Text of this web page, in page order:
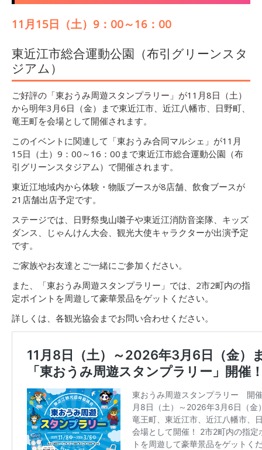
11月15日（土）9：00～16：00
東近江市総合運動公園（布引グリーンスタ
ジアム）
ご好評の「東おうみ周遊スタンプラリー」が11月8日（土）
から明年3月6日（金）まで東近江市、近江八幡市、日野町、
竜王町を会場として開催されます。
このイベントに関連して「東おうみ合同マルシェ」が11月
15日（土）9：00～16：00まで東近江市総合運動公園（布
引グリーンスタジアム）で開催されます。
東近江地域内から体験・物販ブースが8店舗、飲食ブースが
21店舗出店予定です。
ステージでは、日野祭曳山囃子や東近江消防音楽隊、キッズ
ダンス、じゃんけん大会、観光大使キャラクターが出演予定
です。
ご家族やお友達とご一緒にご参加ください。
また、「東おうみ周遊スタンプラリー」では、2市2町内の指
定ポイントを周遊して豪華景品をゲットください。
詳しくは、各観光協会までお問い合わせください。